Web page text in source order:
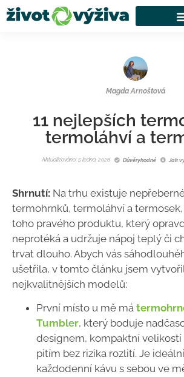
Magda Arnoštová
11 nejlepších
termoláhví a
Aktualizováno: 5 ledna, 2026 Důvěryhodné Jak
Shrnutí: Na trhu existuje
termohrnků, termoláhví a
toho pravého produktu, který
neprotéká a udržuje nápoj teplý či
trvat dlouho. Abych vás
ušetřila, v tomto článku jsem
nejkvalitnějších modelů:
První místo u mě má
Tumbler, který boduje
designem, kompaktní
pitím bez rizika rozlití. Je
každodenní kávu s sebou ve